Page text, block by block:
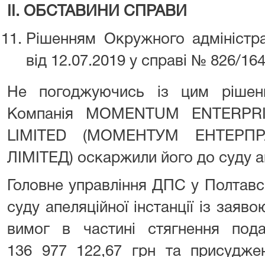
ІІ. ОБСТАВИНИ СПРАВИ
Рішенням Окружного
від 12.07.2019 у справі № 826/
Не погоджуючись із цим
Компанія MOMENTUM
LIMITED (МОМЕНТУМ
ЛІМІТЕД) оскаржили його до суду
Головне управління ДПС у
суду апеляційної інстанції із
вимог в частині стягнення
136 977 122,67 грн та